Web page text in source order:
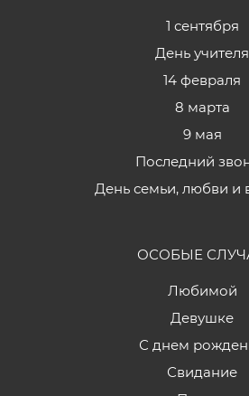
1 сентября
День учителя
14 февраля
8 марта
9 мая
Последний
День семьи, любви и
ОСОБЫЕ
Любимой
Девушке
С днем
Свидание